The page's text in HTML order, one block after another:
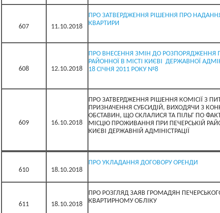
607 11.10.2018
ПРО ЗАТВЕРДЖЕННЯ РІШЕННЯ ПРО
КВАРТИРИ
608 12.10.2018
ПРО ВНЕСЕННЯ ЗМІН ДО РОЗПОРЯДЖЕННЯ
РАЙОННОЇ В МІСТІ КИЄВІ ДЕРЖАВНОЇ
18 СІЧНЯ 2011 РОКУ №8
609 16.10.2018
ПРО ЗАТВЕРДЖЕННЯ РІШЕННЯ КОМІСІЇ З
ПРИЗНАЧЕННЯ СУБСИДІЙ, ВИХОДЯЧИ З
ОБСТАВИН, ЩО СКЛАЛИСЯ ТА ПІЛЬГ ПО
МІСЦЮ ПРОЖИВАННЯ ПРИ ПЕЧЕРСЬКІЙ
КИЄВІ ДЕРЖАВНІЙ АДМІНІСТРАЦІЇ
610 18.10.2018
ПРО УКЛАДАННЯ ДОГОВОРУ ОРЕНДИ
611 18.10.2018
ПРО РОЗГЛЯД ЗАЯВ ГРОМАДЯН
КВАРТИРНОМУ ОБЛІКУ